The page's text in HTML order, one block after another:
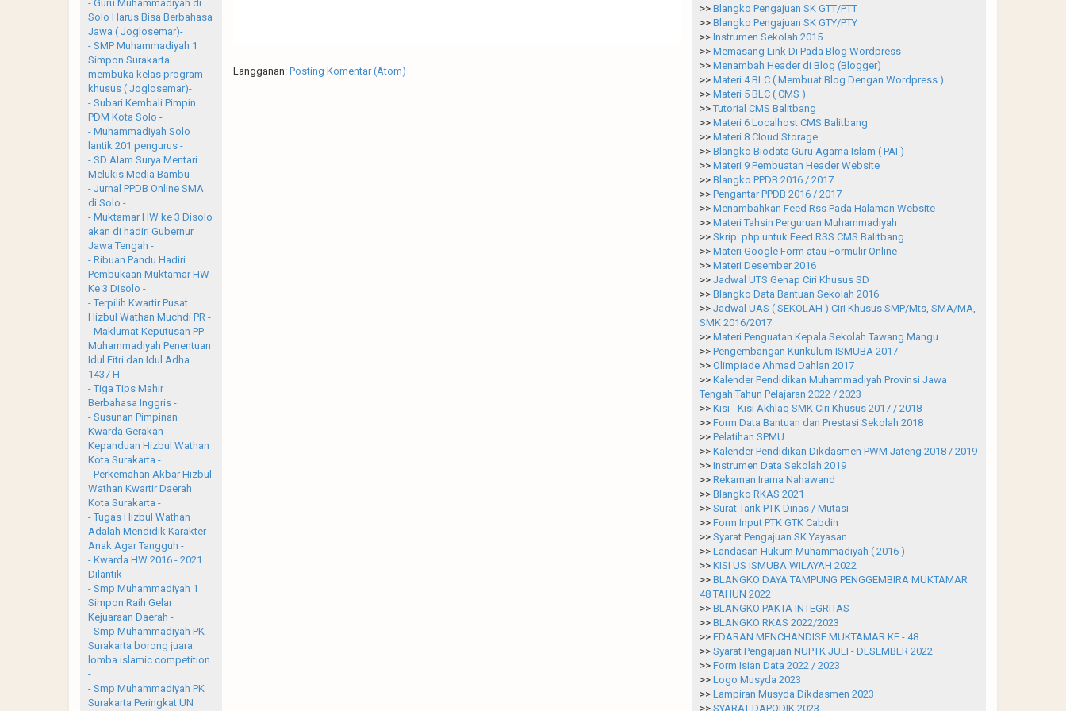
Langganan: Posting Komentar (Atom)
- Guru Muhammadiyah di
Solo Harus Bisa Berbahasa
Jawa ( Joglosemar)-
- SMP Muhammadiyah 1
Simpon Surakarta
membuka kelas program
khusus ( Joglosemar)-
- Subari Kembali Pimpin
PDM Kota Solo -
- Muhammadiyah Solo
lantik 201 pengurus -
- SD Alam Surya Mentari
Melukis Media Bambu -
- Jurnal PPDB Online SMA
di Solo -
- Muktamar HW ke 3 Disolo
akan di hadiri Gubernur
Jawa Tengah -
- Ribuan Pandu Hadiri
Pembukaan Muktamar HW
Ke 3 Disolo -
- Terpilih Kwartir Pusat
Hizbul Wathan Muchdi PR -
- Maklumat Keputusan PP
Muhammadiyah Penentuan
Idul Fitri dan Idul Adha
1437 H -
- Tiga Tips Mahir
Berbahasa Inggris -
- Susunan Pimpinan
Kwarda Gerakan
Kepanduan Hizbul Wathan
Kota Surakarta -
- Perkemahan Akbar Hizbul
Wathan Kwartir Daerah
Kota Surakarta -
- Tugas Hizbul Wathan
Adalah Mendidik Karakter
Anak Agar Tangguh -
- Kwarda HW 2016 - 2021
Dilantik -
- Smp Muhammadiyah 1
Simpon Raih Gelar
Kejuaraan Daerah -
- Smp Muhammadiyah PK
Surakarta borong juara
lomba islamic competition
-
- Smp Muhammadiyah PK
Surakarta Peringkat UN
>> Blangko Pengajuan SK GTT/PTT
>> Blangko Pengajuan SK GTY/PTY
>> Instrumen Sekolah 2015
>> Memasang Link Di Pada Blog Wordpress
>> Menambah Header di Blog (Blogger)
>> Materi 4 BLC ( Membuat Blog Dengan Wordpress )
>> Materi 5 BLC ( CMS )
>> Tutorial CMS Balitbang
>> Materi 6 Localhost CMS Balitbang
>> Materi 8 Cloud Storage
>> Blangko Biodata Guru Agama Islam ( PAI )
>> Materi 9 Pembuatan Header Website
>> Blangko PPDB 2016 / 2017
>> Pengantar PPDB 2016 / 2017
>> Menambahkan Feed Rss Pada Halaman Website
>> Materi Tahsin Perguruan Muhammadiyah
>> Skrip .php untuk Feed RSS CMS Balitbang
>> Materi Google Form atau Formulir Online
>> Materi Desember 2016
>> Jadwal UTS Genap Ciri Khusus SD
>> Blangko Data Bantuan Sekolah 2016
>> Jadwal UAS ( SEKOLAH ) Ciri Khusus SMP/Mts, SMA/MA,
SMK 2016/2017
>> Materi Penguatan Kepala Sekolah Tawang Mangu
>> Pengembangan Kurikulum ISMUBA 2017
>> Olimpiade Ahmad Dahlan 2017
>> Kalender Pendidikan Muhammadiyah Provinsi Jawa
Tengah Tahun Pelajaran 2022 / 2023
>> Kisi - Kisi Akhlaq SMK Ciri Khusus 2017 / 2018
>> Form Data Bantuan dan Prestasi Sekolah 2018
>> Pelatihan SPMU
>> Kalender Pendidikan Dikdasmen PWM Jateng 2018 / 2019
>> Instrumen Data Sekolah 2019
>> Rekaman Irama Nahawand
>> Blangko RKAS 2021
>> Surat Tarik PTK Dinas / Mutasi
>> Form Input PTK GTK Cabdin
>> Syarat Pengajuan SK Yayasan
>> Landasan Hukum Muhammadiyah ( 2016 )
>> KISI US ISMUBA WILAYAH 2022
>> BLANGKO DAYA TAMPUNG PENGGEMBIRA MUKTAMAR
48 TAHUN 2022
>> BLANGKO PAKTA INTEGRITAS
>> BLANGKO RKAS 2022/2023
>> EDARAN MENCHANDISE MUKTAMAR KE - 48
>> Syarat Pengajuan NUPTK JULI - DESEMBER 2022
>> Form Isian Data 2022 / 2023
>> Logo Musyda 2023
>> Lampiran Musyda Dikdasmen 2023
>> SYARAT DAPODIK 2023